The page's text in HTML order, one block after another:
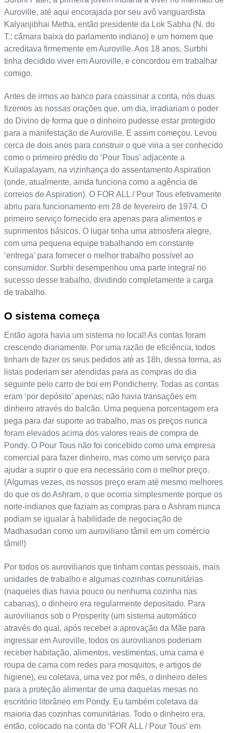
Auroville, até aqui encorajada por seu avô vanguardista
Kalyanjibhai Metha, então presidente da Lok Sabha (N. do
T.: câmara baixa do parlamento indiano) e um homem que
acreditava firmemente em Auroville. Aos 18 anos, Surbhi
tinha decidido viver em Auroville, e concordou em trabalhar
comigo.
Antes de irmos ao banco para coassinar a conta, nós duas
fizemos as nossas orações que, um dia, irradiariam o poder
do Divino de forma que o dinheiro pudesse estar protegido
para a manifestação de Auroville. E assim começou. Levou
cerca de dois anos para construir o que viria a ser conhecido
como o primeiro prédio do ‘Pour Tous’ adjacente a
Kuilapalayam, na vizinhança do assentamento Aspiration
(onde, atualmente, ainda funciona como a agência de
correios de Aspiration). O FOR ALL / Pour Tous efetivamente
abriu para funcionamento em 28 de fevereiro de 1974. O
primeiro serviço fornecido era apenas para alimentos e
suprimentos básicos. O lugar tinha uma atmosfera alegre,
com uma pequena equipe trabalhando em constante
‘entrega’ para fornecer o melhor trabalho possível ao
consumidor. Surbhi desempenhou uma parte integral no
sucesso desse trabalho, dividindo completamente a carga
de trabalho.
O sistema começa
Então agora havia um sistema no local! As contas foram
crescendo diariamente. Por uma razão de eficiência, todos
tinham de fazer os seus pedidos até as 18h, dessa forma, as
listas poderiam ser atendidas para as compras do dia
seguinte pelo carro de boi em Pondicherry. Todas as contas
eram ‘por depósito’ apenas; não havia transações em
dinheiro através do balcão. Uma pequena porcentagem era
pega para dar suporte ao trabalho, mas os preços nunca
foram elevados acima dos valores reais de compra de
Pondy. O Pour Tous não foi concebido como uma empresa
comercial para fazer dinheiro, mas como um serviço para
ajudar a suprir o que era necessário com o melhor preço.
(Algumas vezes, os nossos preço eram até mesmo melhores
do que os do Ashram, o que ocorria simplesmente porque os
norte-indianos que faziam as compras para o Ashram nunca
podiam se igualar à habilidade de negociação de
Madhasudan como um auroviliano tâmil em um comércio
tâmil!)
Por todos os aurovilianos que tinham contas pessoais, mais
unidades de trabalho e algumas cozinhas comunitárias
(naqueles dias havia pouco ou nenhuma cozinha nas
cabanas), o dinheiro era regularmente depositado. Para
aurovilianos sob o Prosperity (um sistema automático
através do qual, após receber a aprovação da Mãe para
ingressar em Auroville, todos os aurovilianos poderiam
receber habitação, alimentos, vestimentas, uma cama e
roupa de cama com redes para mosquitos, e artigos de
higiene), eu coletava, uma vez por mês, o dinheiro deles
para a proteção alimentar de uma daquelas mesas no
escritório litorâneo em Pondy. Eu também coletava da
maioria das cozinhas comunitárias. Todo o dinheiro era,
então, colocado na conta do ‘FOR ALL / Pour Tous’ em